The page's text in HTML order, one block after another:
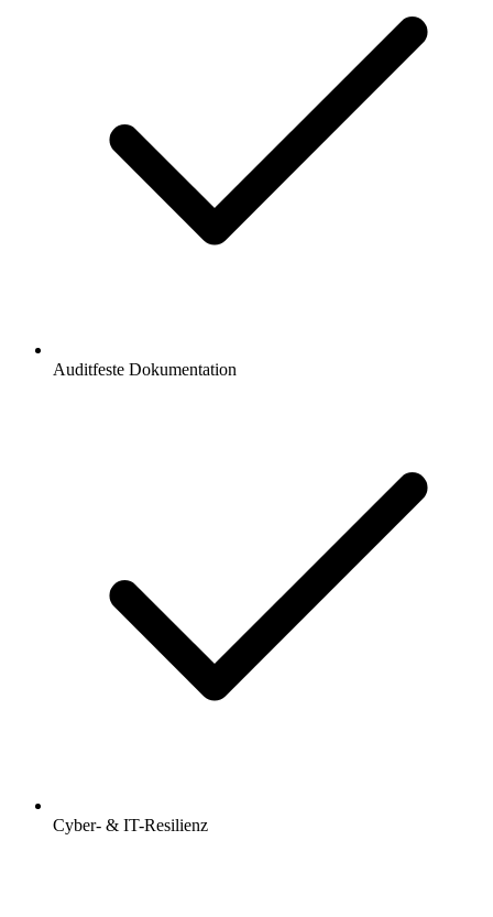
Auditfeste Dokumentation
Cyber- & IT-Resilienz